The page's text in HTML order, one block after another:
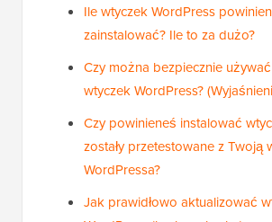
Ile wtyczek WordPress
zainstalować? Ile to za dużo?
Czy można bezpiecznie
wtyczek WordPress?
Czy powinieneś instalować
zostały przetestowane z Twoją
WordPressa?
Jak prawidłowo aktualizować